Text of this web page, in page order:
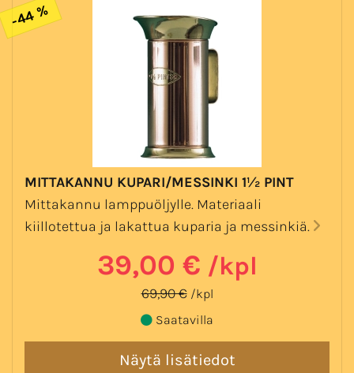
-44 %
MITTAKANNU KUPARI/MESSINKI 1½ PINT
Mittakannu lamppuöljylle. Materiaali
kiillotettua ja lakattua kuparia ja messinkiä.
39,00 € /kpl
69,90 € /kpl
Saatavilla